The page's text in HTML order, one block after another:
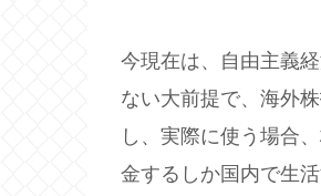
今現在は、自由主義
ない大前提で、海外
し、実際に使う場合
金するしか国内で生